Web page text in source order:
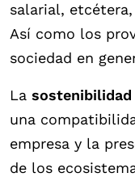
salarial,
Así como los
sociedad en
La
una
empresa y la
de los